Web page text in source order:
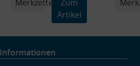
Merkzettel
Zum
Artikel
Informationen